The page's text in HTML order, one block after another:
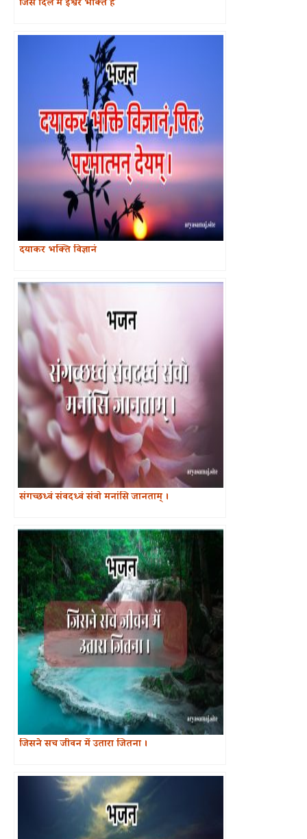
जिस दिल में ईश्वर भक्ति है
दयाकर भक्ति विज्ञानं
संगच्छध्वं संवदध्वं संवो मनांसि जानताम् ।
जिसने सच जीवन में उतारा जितना ।